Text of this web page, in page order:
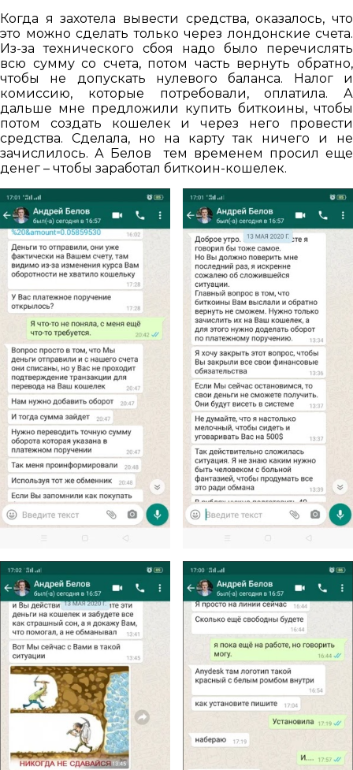
Когда я захотела вывести средства, оказалось, что
это можно сделать только через лондонские счета.
Из-за технического сбоя надо было перечислять
всю сумму со счета, потом часть вернуть обратно,
чтобы не допускать нулевого баланса. Налог и
комиссию, которые потребовали, оплатила. А
дальше мне предложили купить биткоины, чтобы
потом создать кошелек и через него провести
средства. Сделала, но на карту так ничего и не
зачислилось. А Белов тем временем просил еще
денег – чтобы заработал биткоин-кошелек.